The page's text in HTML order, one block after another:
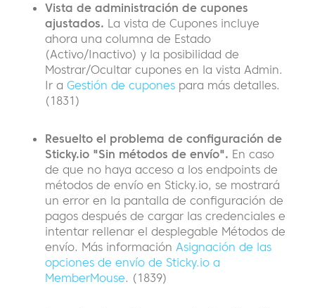
Vista de administración de cupones
ajustados. La vista de Cupones incluye
ahora una columna de Estado
(Activo/Inactivo) y la posibilidad de
Mostrar/Ocultar cupones en la vista Admin.
Ir a Gestión de cupones para más detalles.
(1831)
Resuelto el problema de configuración de
Sticky.io "Sin métodos de envío". En caso
de que no haya acceso a los endpoints de
métodos de envío en Sticky.io, se mostrará
un error en la pantalla de configuración de
pagos después de cargar las credenciales e
intentar rellenar el desplegable Métodos de
envío. Más información Asignación de las
opciones de envío de Sticky.io a
MemberMouse. (1839)